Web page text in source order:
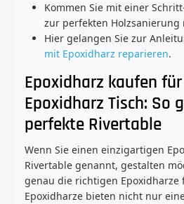
Kommen Sie mit einer
zur perfekten Holzsanierung
Hier gelangen Sie zur
mit Epoxidharz reparieren.
Epoxidharz kaufen
Epoxidharz Tisch: So
perfekte Rivertable
Wenn Sie einen einzigartigen
Rivertable genannt, gestalten
genau die richtigen Epoxidharze
Epoxidharze bieten nicht nur